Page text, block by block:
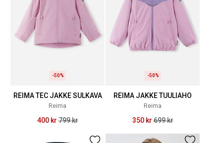
-50%
REIMA TEC JAKKE SULKAVA
Reima
400 kr 799 kr
-50%
REIMA JAKKE TUULIAHO
Reima
350 kr 699 kr